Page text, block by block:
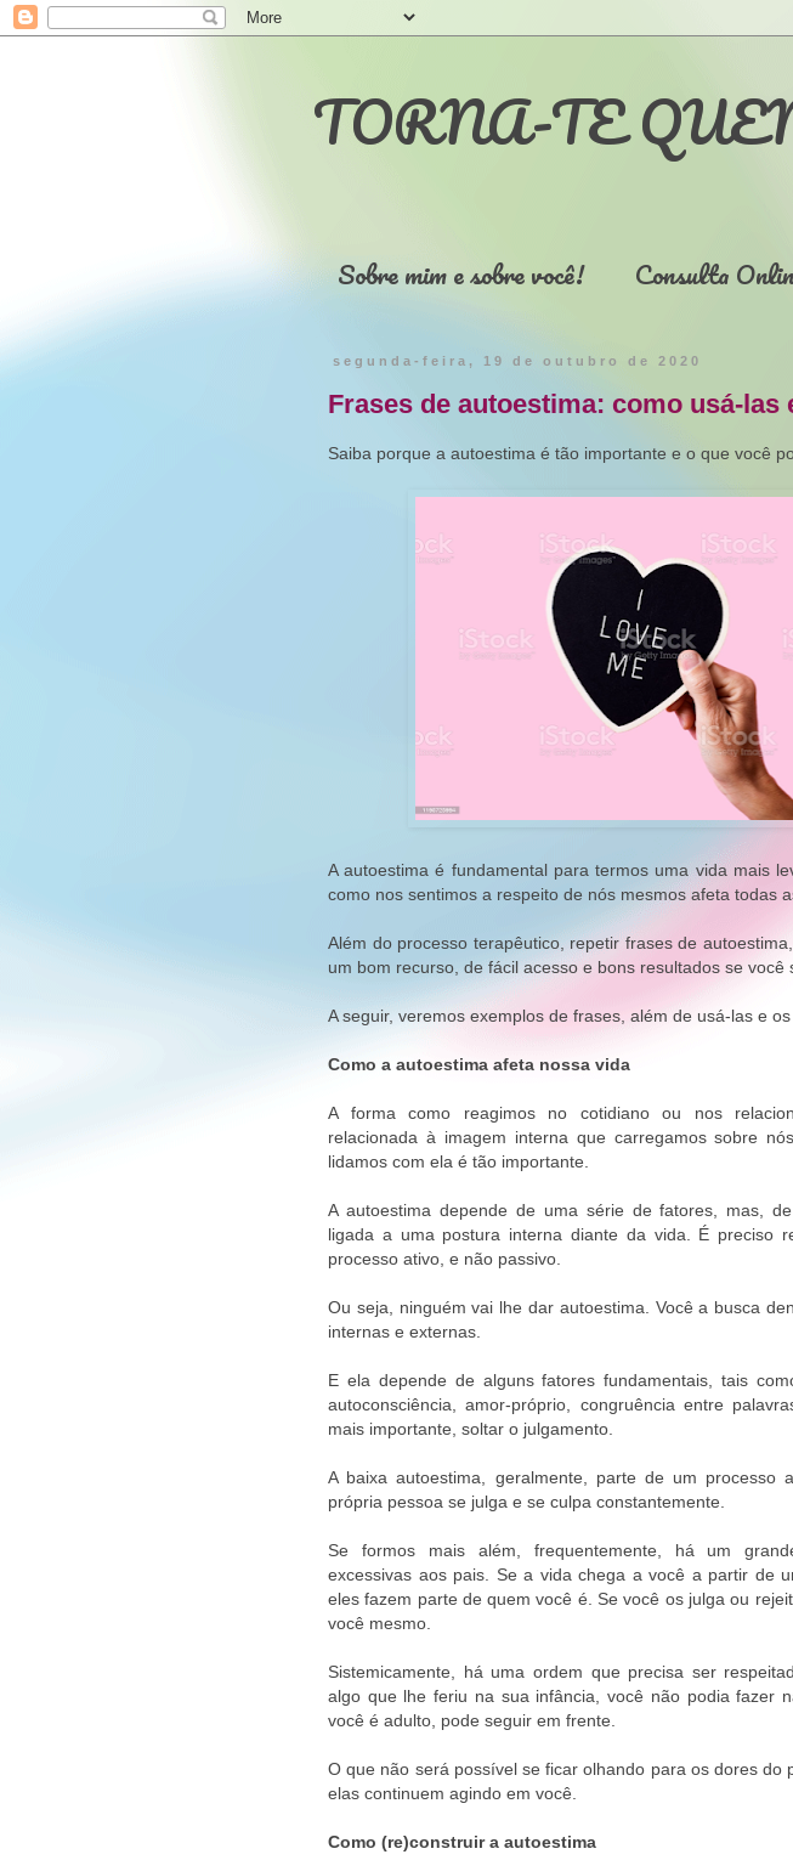
TORNA-TE
Sobre mim e sobre você! Consulta
segunda-feira, 19 de outubro de 2020
Frases de autoestima: como usá-las
Saiba porque a autoestima é tão importante e o que você
A autoestima é fundamental para termos uma vida mais
como nos sentimos a respeito de nós mesmos afeta todas
Além do processo terapêutico, repetir frases de
um bom recurso, de fácil acesso e bons resultados se você
A seguir, veremos exemplos de frases, além de usá-las e os
Como a autoestima afeta nossa vida
A forma como reagimos no cotidiano ou nos
relacionada à imagem interna que carregamos sobre
lidamos com ela é tão importante.
A autoestima depende de uma série de fatores, mas,
ligada a uma postura interna diante da vida. É preciso
processo ativo, e não passivo.
Ou seja, ninguém vai lhe dar autoestima. Você a busca
internas e externas.
E ela depende de alguns fatores fundamentais, tais
autoconsciência, amor-próprio, congruência entre
mais importante, soltar o julgamento.
A baixa autoestima, geralmente, parte de um processo
própria pessoa se julga e se culpa constantemente.
Se formos mais além, frequentemente, há um
excessivas aos pais. Se a vida chega a você a partir de
eles fazem parte de quem você é. Se você os julga ou
você mesmo.
Sistemicamente, há uma ordem que precisa ser
algo que lhe feriu na sua infância, você não podia fazer
você é adulto, pode seguir em frente.
O que não será possível se ficar olhando para os dores do
elas continuem agindo em você.
Como (re)construir a autoestima